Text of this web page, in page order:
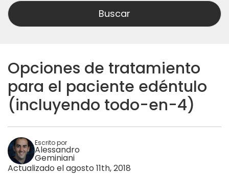
Opciones de tratamiento
para el paciente edéntulo
(incluyendo todo-en-4)
Escrito por
Alessandro
Geminiani
Actualizado el agosto 11th, 2018